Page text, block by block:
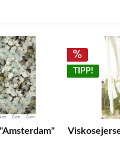
- floral -...
TIPP!